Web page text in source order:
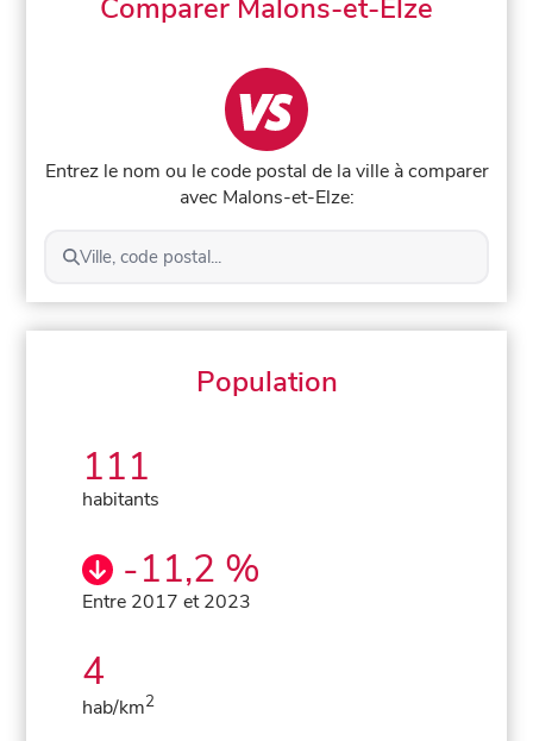
Comparer Malons-et-Elze
Entrez le nom ou le code postal de la ville à comparer
avec Malons-et-Elze:
Ville, code postal...
Population
111
habitants
-11,2 %
Entre 2017 et 2023
4
hab/km2